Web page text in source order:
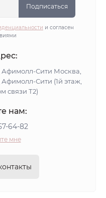
Подписаться
и согласен
Сити Москва,
Сити (1й этаж,
связи Т2)
нам:
64-82
мне